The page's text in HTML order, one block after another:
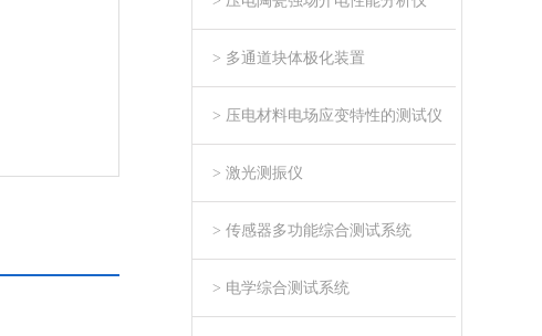
> 多通道块体极化装置
> 压电材料电场应变特性的测试仪
> 激光测振仪
> 传感器多功能综合测试系统
> 电学综合测试系统